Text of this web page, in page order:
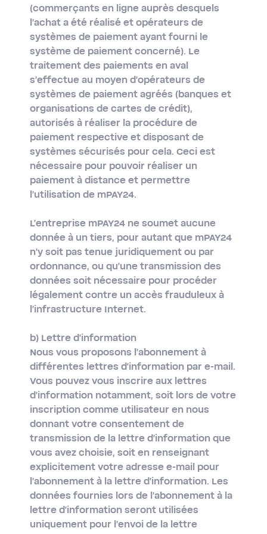
(commerçants en ligne auprès desquels
l'achat a été réalisé et opérateurs de
systèmes de paiement ayant fourni le
système de paiement concerné). Le
traitement des paiements en aval
s'effectue au moyen d'opérateurs de
systèmes de paiement agréés (banques et
organisations de cartes de crédit),
autorisés à réaliser la procédure de
paiement respective et disposant de
systèmes sécurisés pour cela. Ceci est
nécessaire pour pouvoir réaliser un
paiement à distance et permettre
l'utilisation de mPAY24.
L'entreprise mPAY24 ne soumet aucune
donnée à un tiers, pour autant que mPAY24
n'y soit pas tenue juridiquement ou par
ordonnance, ou qu'une transmission des
données soit nécessaire pour procéder
légalement contre un accès frauduleux à
l'infrastructure Internet.
b) Lettre d'information
Nous vous proposons l'abonnement à
différentes lettres d'information par e-mail.
Vous pouvez vous inscrire aux lettres
d'information notamment, soit lors de votre
inscription comme utilisateur en nous
donnant votre consentement de
transmission de la lettre d'information que
vous avez choisie, soit en renseignant
explicitement votre adresse e-mail pour
l'abonnement à la lettre d'information. Les
données fournies lors de l'abonnement à la
lettre d'information seront utilisées
uniquement pour l'envoi de la lettre